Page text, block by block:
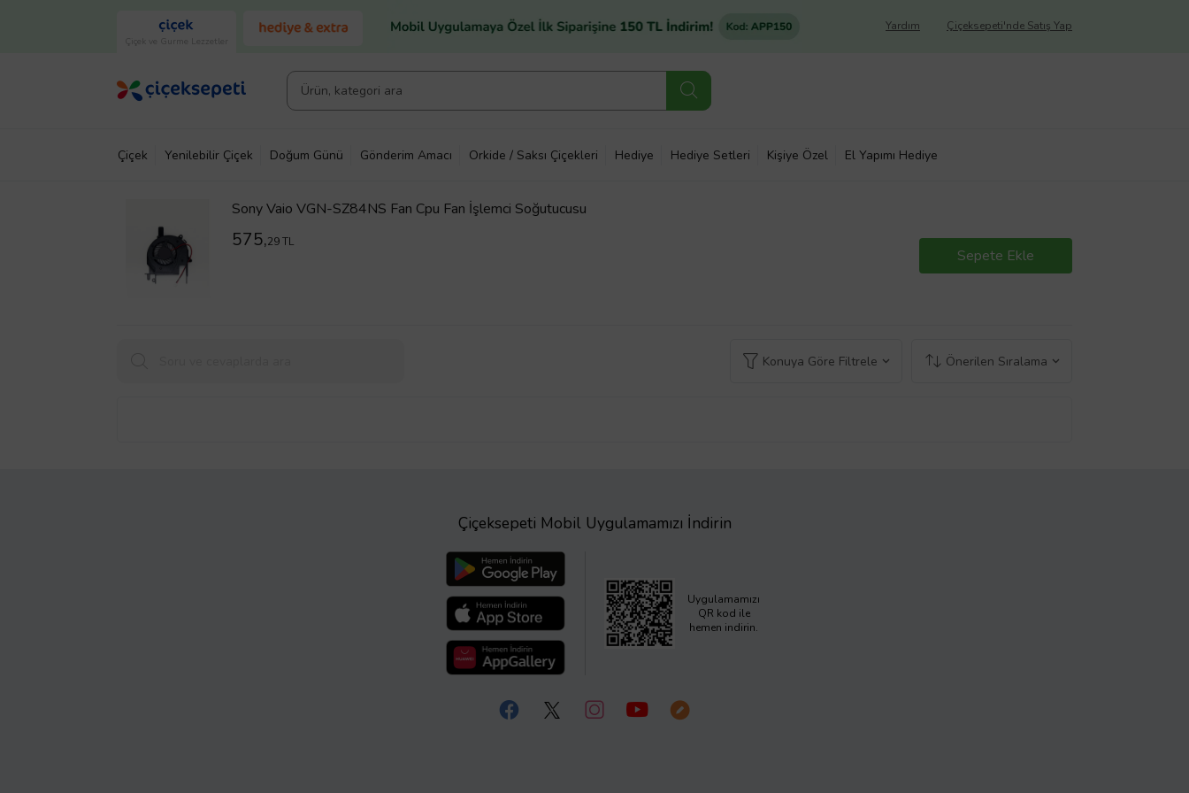
Çiçek ve Gurme Lezzetler
Çiçeksepeti'nde Satış Yap
Yardım
Çiçek Yenilebilir Çiçek Doğum Günü Gönderim Amacı Orkide / Saksı Çiçekleri Hediye Hediye Setleri Kişiye Özel El Yapımı Hediye
Sony Vaio VGN-SZ84NS Fan Cpu Fan İşlemci Soğutucusu
575,29 TL
Sepete Ekle
Konuya Göre Filtrele Önerilen Sıralama
Çiçeksepeti Mobil Uygulamamızı İndirin
Uygulamamızı
QR kod ile
hemen indirin.